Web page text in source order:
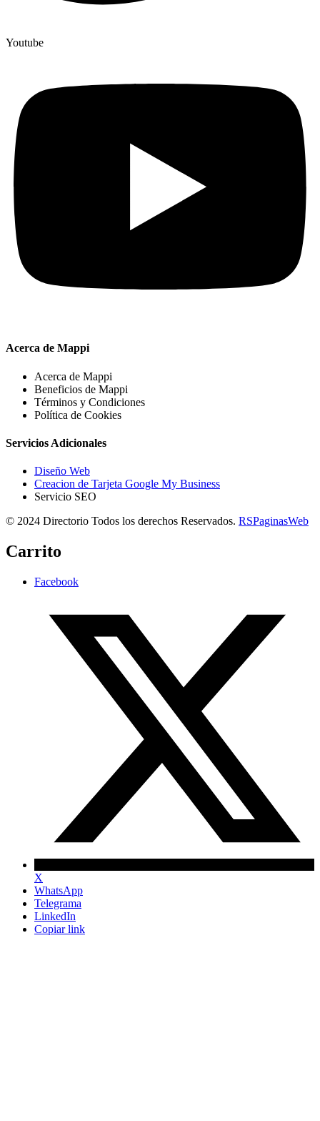
Youtube
Acerca de Mappi
Acerca de Mappi
Beneficios de Mappi
Términos y Condiciones
Política de Cookies
Servicios Adicionales
Diseño Web
Creacion de Tarjeta Google My Business
Servicio SEO
© 2024 Directorio Todos los derechos Reservados. RSPaginasWeb
Carrito
Facebook
X
WhatsApp
Telegrama
LinkedIn
Copiar link